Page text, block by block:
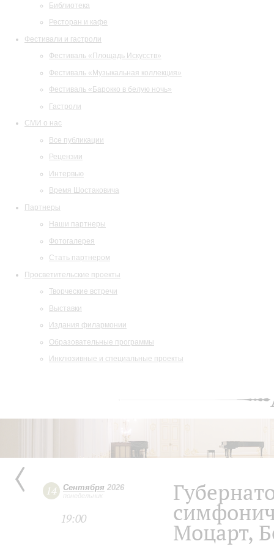
Библиотека
Ресторан и кафе
Фестивали и гастроли
Фестиваль «Площадь Искусств»
Фестиваль «Музыкальная коллекция»
Фестиваль «Барокко в белую ночь»
Гастроли
СМИ о нас
Все публикации
Рецензии
Интервью
Время Шостаковича
Партнеры
Наши партнеры
Фотогалерея
Стать партнером
Просветительские проекты
Творческие встречи
Выставки
Издания филармонии
Образовательные программы
Инклюзивные и специальные проекты
14 Сентября 2026
понедельник
19:00 Моцарт,